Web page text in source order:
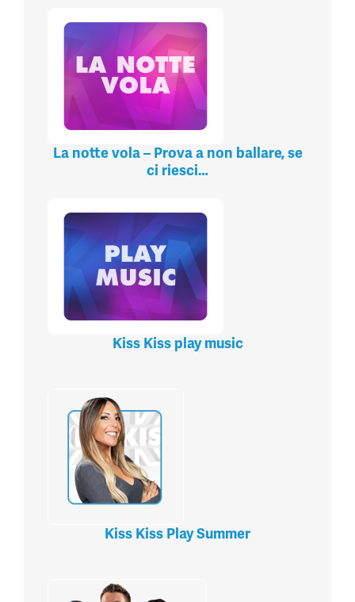
La notte vola – Prova a non ballare, se
ci riesci…
Kiss Kiss play music
Kiss Kiss Play Summer